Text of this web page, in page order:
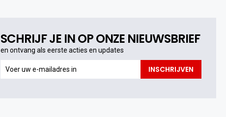
SCHRIJF JE IN OP ONZE NIEUWSBRIEF
en ontvang als eerste acties en updates
ontvang
INSCHRIJVEN